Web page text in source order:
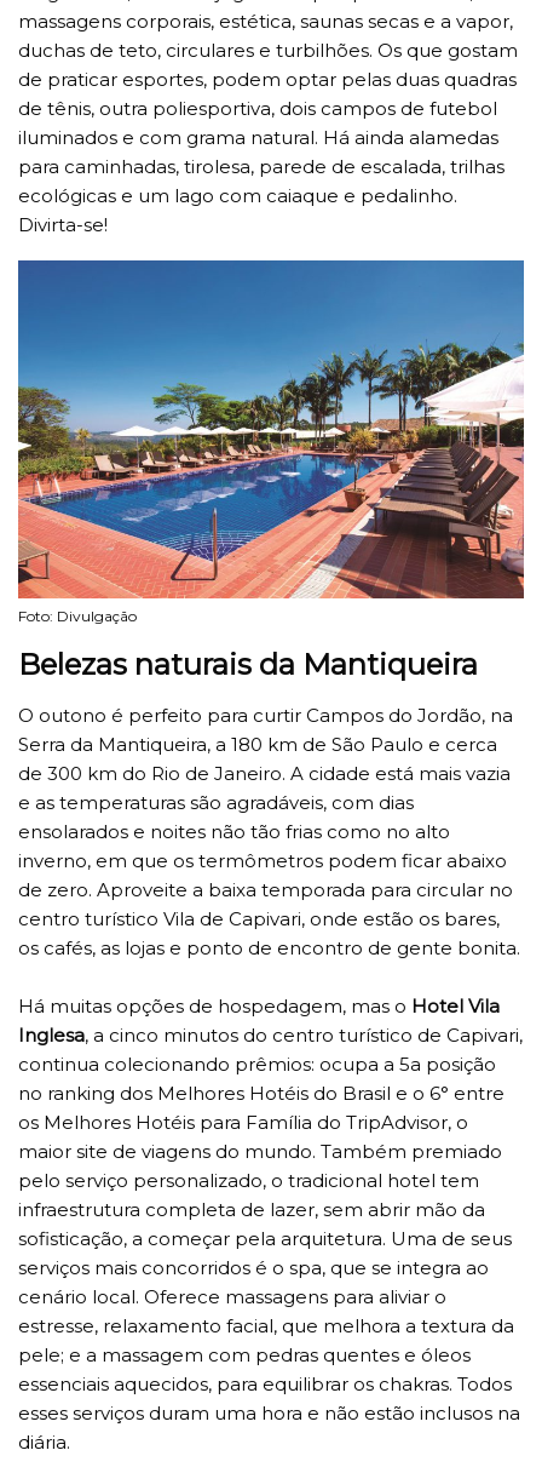
massagens corporais, estética, saunas secas e a vapor,
duchas de teto, circulares e turbilhões. Os que gostam
de praticar esportes, podem optar pelas duas quadras
de tênis, outra poliesportiva, dois campos de futebol
iluminados e com grama natural. Há ainda alamedas
para caminhadas, tirolesa, parede de escalada, trilhas
ecológicas e um lago com caiaque e pedalinho.
Divirta-se!
Foto: Divulgação
Belezas naturais da Mantiqueira
O outono é perfeito para curtir Campos do Jordão, na
Serra da Mantiqueira, a 180 km de São Paulo e cerca
de 300 km do Rio de Janeiro. A cidade está mais vazia
e as temperaturas são agradáveis, com dias
ensolarados e noites não tão frias como no alto
inverno, em que os termômetros podem ficar abaixo
de zero. Aproveite a baixa temporada para circular no
centro turístico Vila de Capivari, onde estão os bares,
os cafés, as lojas e ponto de encontro de gente bonita.
Há muitas opções de hospedagem, mas o Hotel Vila
Inglesa, a cinco minutos do centro turístico de Capivari,
continua colecionando prêmios: ocupa a 5a posição
no ranking dos Melhores Hotéis do Brasil e o 6° entre
os Melhores Hotéis para Família do TripAdvisor, o
maior site de viagens do mundo. Também premiado
pelo serviço personalizado, o tradicional hotel tem
infraestrutura completa de lazer, sem abrir mão da
sofisticação, a começar pela arquitetura. Uma de seus
serviços mais concorridos é o spa, que se integra ao
cenário local. Oferece massagens para aliviar o
estresse, relaxamento facial, que melhora a textura da
pele; e a massagem com pedras quentes e óleos
essenciais aquecidos, para equilibrar os chakras. Todos
esses serviços duram uma hora e não estão inclusos na
diária.